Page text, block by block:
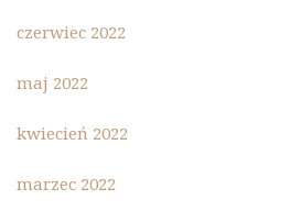
czerwiec 2022
maj 2022
kwiecień 2022
marzec 2022